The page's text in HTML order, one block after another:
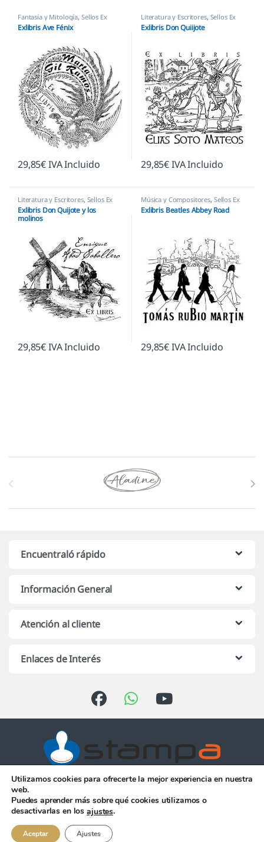
Fantasía y Mitología, Sellos Ex
Libris
Exlibris Ave Fénix
29,85€IVA Incluido
Literatura y Escritores, Sellos Ex
Libris
Exlibris Don Quiijote
29,85€IVA Incluido
Literatura y Escritores, Sellos Ex
Libris
Exlibris Don Quijote y los
molinos
29,85€IVA Incluido
Música y Compositores, Sellos Ex
Libris
Exlibris Beatles Abbey Road
29,85€IVA Incluido
Marcas De Carrusel
Encuentraló rápido
Información General
Atención al cliente
Enlaces de Interés
Atención telefónica de 10:00 h.
a 13:00 h. de Lunes a Viernes
956 344 058
Utilizamos cookies para ofrecerte la mejor experiencia en nuestra
web.
Puedes aprender más sobre qué cookies utilizamos o
desactivarlas en losajustes.
Aceptar Ajustes